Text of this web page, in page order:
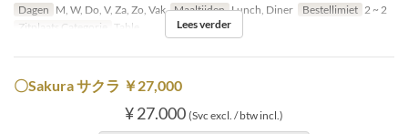
Dagen M, W, Do, V, Za, Zo, Vak Maaltijden Lunch, Diner Bestellimiet 2 ~ 2
Zitplaats Categorie
Table Lees verder
〇Sakura サクラ ￥27,000
¥ 27.000 (Svc excl. / btw incl.)